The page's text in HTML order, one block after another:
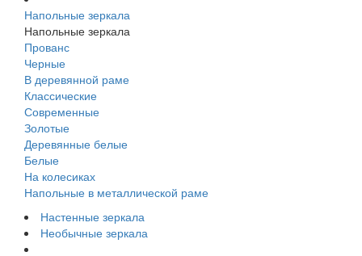
Напольные зеркала
Напольные зеркала
Прованс
Черные
В деревянной раме
Классические
Современные
Золотые
Деревянные белые
Белые
На колесиках
Напольные в металлической раме
Настенные зеркала
Необычные зеркала